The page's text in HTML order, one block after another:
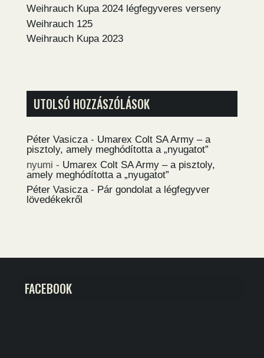
Weihrauch Kupa 2024 légfegyveres verseny
Weihrauch 125
Weihrauch Kupa 2023
UTOLSÓ HOZZÁSZÓLÁSOK
Péter Vasicza- Umarex Colt SA Army – a
pisztoly, amely meghódította a „nyugatot”
nyumi - Umarex Colt SA Army – a pisztoly,
amely meghódította a „nyugatot”
Péter Vasicza- Pár gondolat a légfegyver
lövedékekről
FACEBOOK